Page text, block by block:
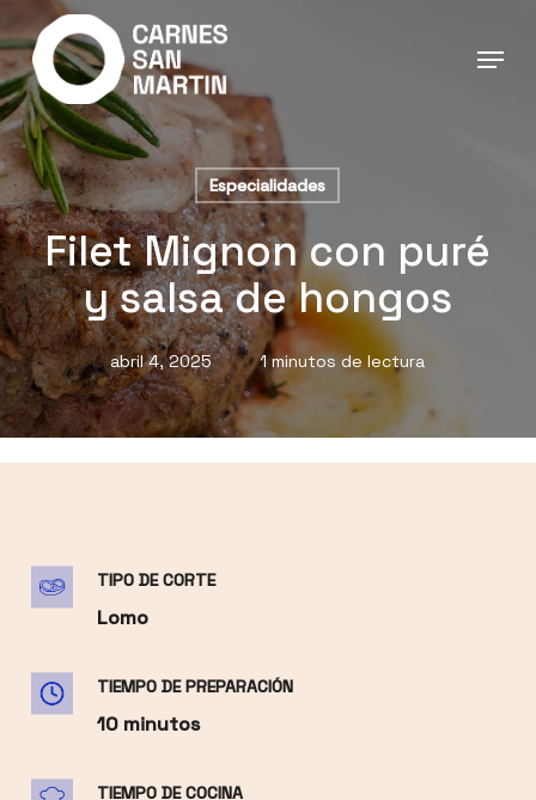
al
contenido
principal
Especialidades
Filet Mignon con puré
y salsa de hongos
abril 4, 2025 1 minutos de lectura
TIPO DE CORTE
Lomo
TIEMPO DE PREPARACIÓN
10 minutos
TIEMPO DE COCINA